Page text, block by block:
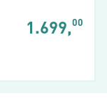
1.699,00